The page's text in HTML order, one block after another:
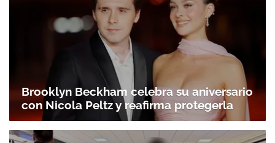
Brooklyn Beckham celebra su aniversario
con Nicola Peltz y reafirma protegerla